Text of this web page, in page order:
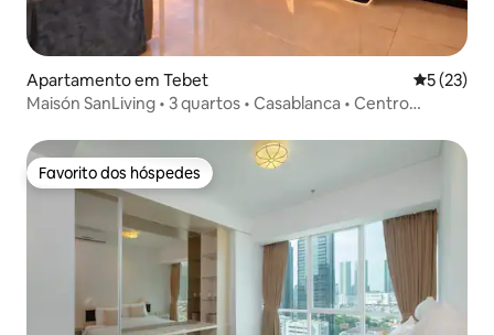
Apartamento em Tebet
5 (23)
Maisón SanLiving • 3 quartos • Casablanca • Centro
Favorito dos hóspedes
Favorito dos hóspedes